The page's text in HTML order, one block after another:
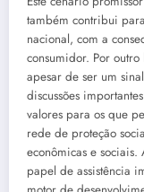
também contribui
nacional, com a
consumidor. Por
apesar de ser um
discussões
valores para os que
rede de proteção
econômicas e sociais.
papel de assistência